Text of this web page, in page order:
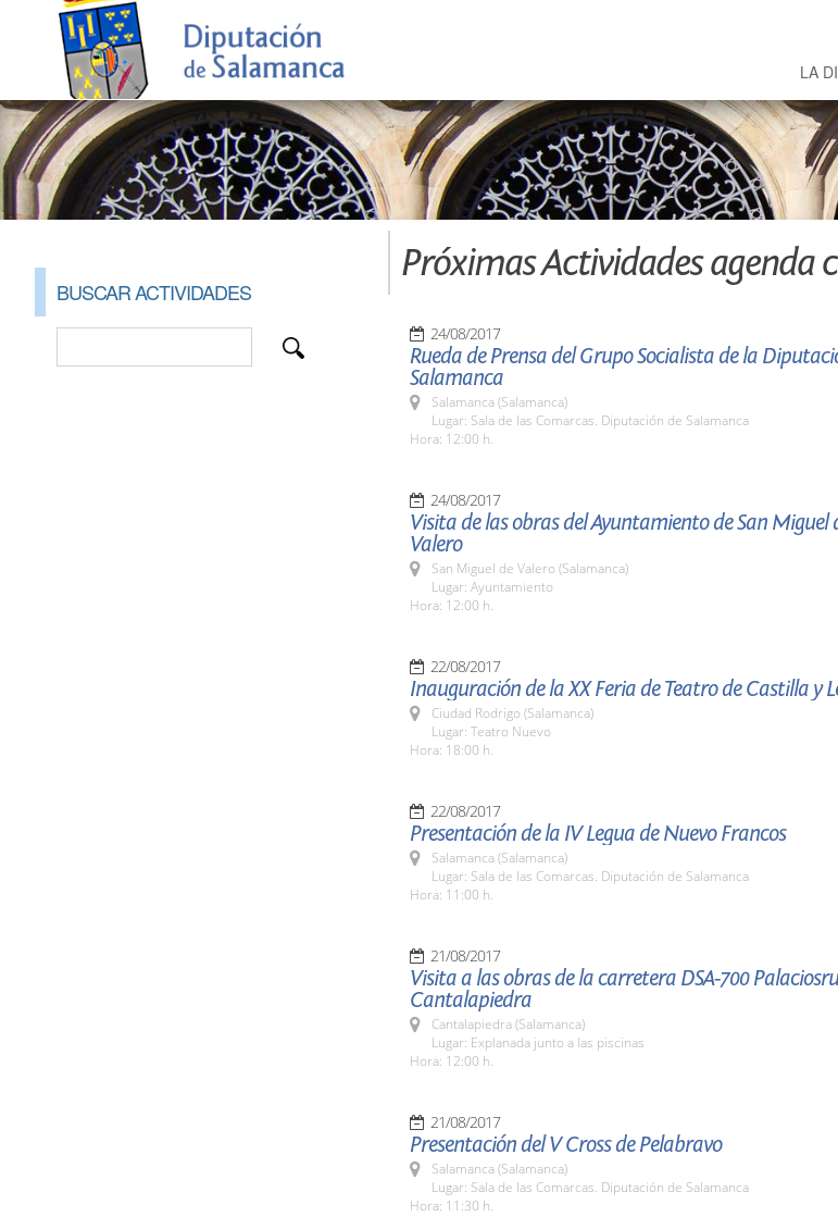
LA
BUSCAR ACTIVIDADES
Próximas Actividades agenda
24/08/2017
Rueda de Prensa del Grupo Socialista de la
Salamanca
Salamanca (Salamanca)
Lugar: Sala de las Comarcas. Diputación de Salamanca
Hora: 12:00 h.
24/08/2017
Visita de las obras del Ayuntamiento de San Miguel
Valero
San Miguel de Valero (Salamanca)
Lugar: Ayuntamiento
Hora: 12:00 h.
22/08/2017
Inauguración de la XX Feria de Teatro de Castilla y
Ciudad Rodrigo (Salamanca)
Lugar: Teatro Nuevo
Hora: 18:00 h.
22/08/2017
Presentación de la IV Legua de Nuevo Francos
Salamanca (Salamanca)
Lugar: Sala de las Comarcas. Diputación de Salamanca
Hora: 11:00 h.
21/08/2017
Visita a las obras de la carretera DSA-700
Cantalapiedra
Cantalapiedra (Salamanca)
Lugar: Explanada junto a las piscinas
Hora: 12:00 h.
21/08/2017
Presentación del V Cross de Pelabravo
Salamanca (Salamanca)
Lugar: Sala de las Comarcas. Diputación de Salamanca
Hora: 11:30 h.